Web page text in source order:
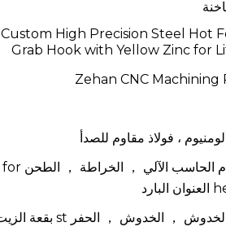
Custom High Precision Steel Hot
Grab Hook with Yellow Zinc for
Zehan CNC Machining
، فولاذ مقاوم للصدأ
التصنيع باستخدام الحاسب الآلي ， الخراطة ， الطحن for